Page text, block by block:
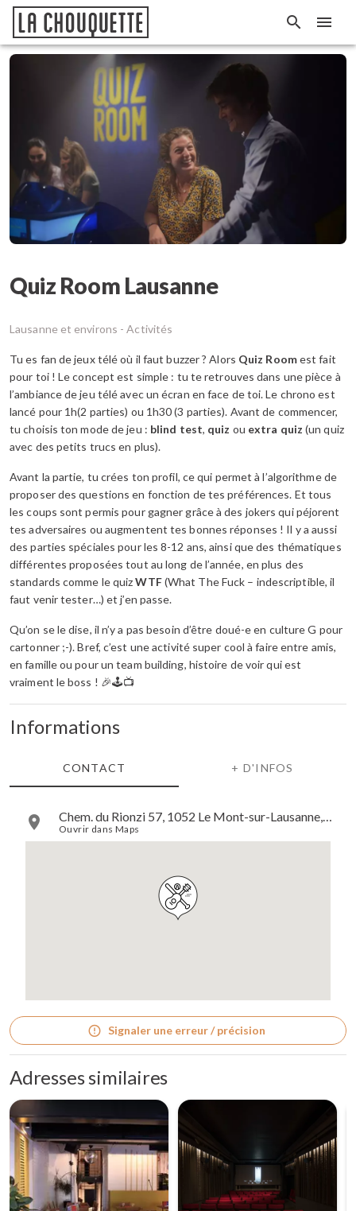
Quiz Room Lausanne
Lausanne et environs -Activités
Tu es fan de jeux télé où il faut buzzer ? Alors Quiz Roomest fait
pour toi ! Le concept est simple : tu te retrouves dans une pièce à
l’ambiance de jeu télé avec un écran en face de toi. Le chrono est
lancé pour 1h(2 parties) ou 1h30 (3 parties). Avant de commencer,
tu choisis ton mode de jeu : blind test, quiz ou extra quiz (un quiz
avec des petits trucs en plus).
Avant la partie, tu crées ton profil, ce qui permet à l’algorithme de
proposer des questions en fonction de tes préférences. Et tous
les coups sont permis pour gagner grâce à des jokers qui péjorent
tes adversaires ou augmentent tes bonnes réponses ! Il y a aussi
des parties spéciales pour les 8-12 ans, ainsi que des thématiques
différentes proposées tout au long de l’année, en plus des
standards comme le quizWTF(What The Fuck – indescriptible, il
faut venir tester…) et j’en passe.
Qu’on se le dise, il n’y a pas besoin d’être doué-e en culture G pour
cartonner ;-). Bref, c’est une activité super cool à faire entre amis,
en famille ou pour un team building, histoire de voir qui est
vraiment le boss ! 🎉🕹️📺
Informations
CONTACT + D'INFOS
Chem. du Rionzi 57, 1052 Le Mont-sur-Lausanne, Suisse
Ouvrir dans Maps
Signaler une erreur / précision
Adresses similaires